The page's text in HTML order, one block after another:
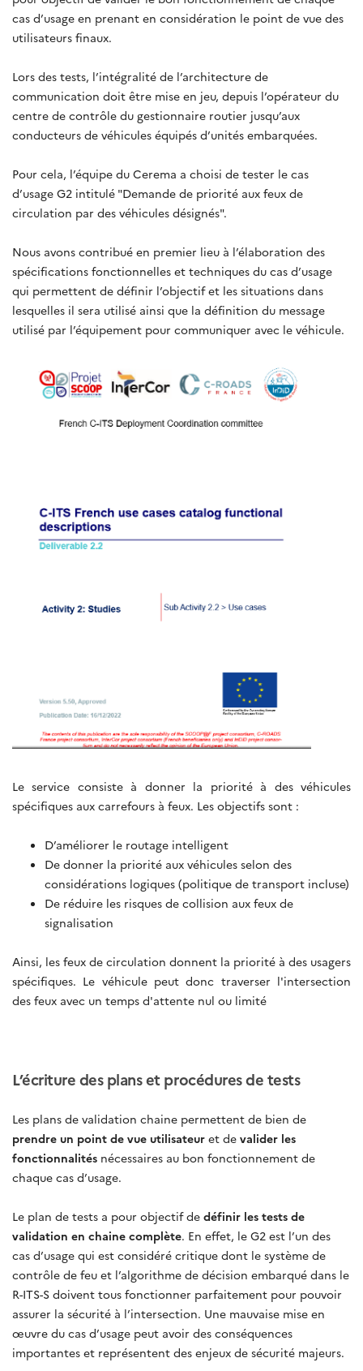
cas d’usage en prenant en considération le point de vue des
utilisateurs finaux.
Lors des tests, l’intégralité de l’architecture de
communication doit être mise en jeu, depuis l’opérateur du
centre de contrôle du gestionnaire routier jusqu’aux
conducteurs de véhicules équipés d’unités embarquées.
Pour cela, l’équipe du Cerema a choisi de tester le cas
d’usage G2 intitulé "Demande de priorité aux feux de
circulation par des véhicules désignés".
Nous avons contribué en premier lieu à l’élaboration des
spécifications fonctionnelles et techniques du cas d’usage
qui permettent de définir l’objectif et les situations dans
lesquelles il sera utilisé ainsi que la définition du message
utilisé par l’équipement pour communiquer avec le véhicule.
Le service consiste à donner la priorité à des véhicules
spécifiques aux carrefours à feux. Les objectifs sont :
D’améliorer le routage intelligent
De donner la priorité aux véhicules selon des
considérations logiques (politique de transport incluse)
De réduire les risques de collision aux feux de
signalisation
Ainsi, les feux de circulation donnent la priorité à des usagers
spécifiques. Le véhicule peut donc traverser l'intersection
des feux avec un temps d'attente nul ou limité
L’écriture des plans et procédures de tests
Les plans de validation chaine permettent de bien de
prendre un point de vue utilisateur et de valider les
fonctionnalités nécessaires au bon fonctionnement de
chaque cas d’usage.
Le plan de tests a pour objectif de définir les tests de
validation en chaine complète. En effet, le G2 est l’un des
cas d’usage qui est considéré critique dont le système de
contrôle de feu et l’algorithme de décision embarqué dans le
R-ITS-S doivent tous fonctionner parfaitement pour pouvoir
assurer la sécurité à l’intersection. Une mauvaise mise en
œuvre du cas d’usage peut avoir des conséquences
importantes et représentent des enjeux de sécurité majeurs.